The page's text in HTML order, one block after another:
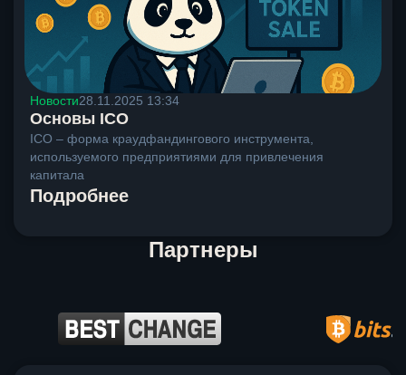
Новости28.11.2025 13:34
Основы ICO
ICO – форма краудфандингового инструмента,
используемого предприятиями для привлечения
капитала
Подробнее
Партнеры